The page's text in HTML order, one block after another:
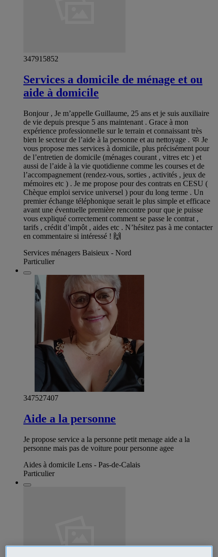
347915852
Services a domicile de ménage et ou
aide à domicile
Bonjour , Je m’appelle Guillaume, 25 ans et je suis auxiliaire
de vie depuis presque 5 ans maintenant . Grace à mon
expérience professionnelle sur le terrain et connaissant très
bien le secteur de l’aide à la personne et au nettoyage . 🧼 Je
vous propose mes services à domicile, plus précisément pour
de l’entretien de domicile (ménages courant , vitres etc ) et
aussi de l’aide à la vie quotidienne comme les courses et de
l’accompagnement (rendez-vous, sorties , activités , jeux de
mémoires etc ) . Je me propose pour des contrats en CESU (
Chèque emploi service universel ) pour du long terme . Un
premier échange téléphonique serait le plus simple et efficace
avant une éventuelle première rencontre pour que je puisse
vous expliqué correctement comment se passe le contrat ,
tarifs , crédit d’impôt , aides etc . N’hésitez pas à me contacter
en commentaire si intéressé ! 🙌
Services ménagers Baisieux - Nord
Particulier
347527407
Aide a la personne
Je propose service a la personne petit menage aide a la
personne mais pas de voiture pour personne agee
Aides à domicile Lens - Pas-de-Calais
Particulier